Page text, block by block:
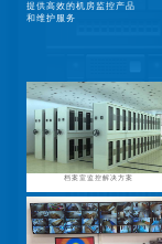
提供高效的机房监控产品
和维护服务
档案室监控解决方案